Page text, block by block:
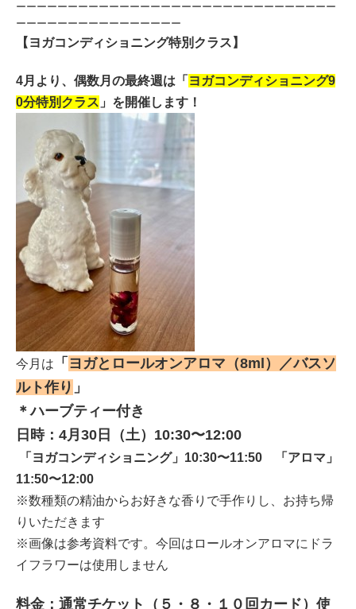
ーーーーーーーーーーーーーーーーーーーーーーーーーーーーーーー
ーーーーーーーーーーーーーーーー
【ヨガコンディショニング特別クラス】
4月より、偶数月の最終週は「 ヨガコンディショニング9
0分特別クラス 」を開催します！
今月は 「 ヨガとロールオンアロマ（8ml）／バスソ
ルト作り 」
＊ハーブティー付き
日時：4月30日（土）10:30〜12:00
「ヨガコンディショニング」10:30〜11:50 「 アロマ」
11:50〜12:00
※数種類の精油からお好きな香りで手作りし、お持ち帰
りいただきます
※画像は参考資料です。今回はロールオンアロマにドラ
イフラワーは使用しません
料金： 通常チケット（５・８・１０回カード）使